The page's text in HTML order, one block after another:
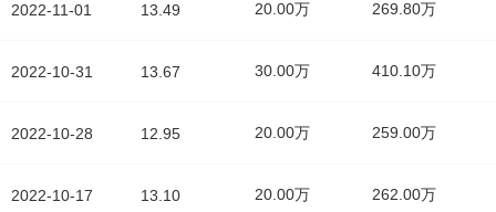
2022-11-01
2022-10-31
2022-10-28
2022-10-17
13.49 20.00万 269.80万
13.67 30.00万 410.10万
12.95 20.00万 259.00万
13.10 20.00万 262.00万